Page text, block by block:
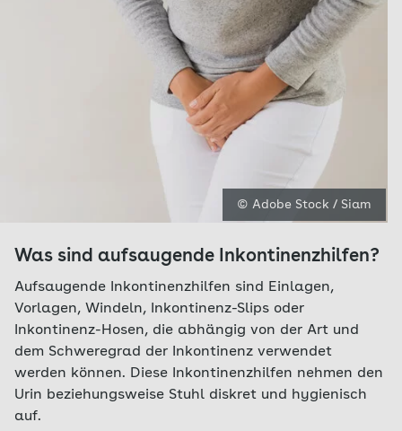
© Adobe Stock / Siam
Was sind aufsaugende Inkontinenzhilfen?
Aufsaugende Inkontinenzhilfen sind Einlagen,
Vorlagen, Windeln, Inkontinenz-Slips oder
Inkontinenz-Hosen, die abhängig von der Art und
dem Schweregrad der Inkontinenz verwendet
werden können. Diese Inkontinenzhilfen nehmen den
Urin beziehungsweise Stuhl diskret und hygienisch
auf.